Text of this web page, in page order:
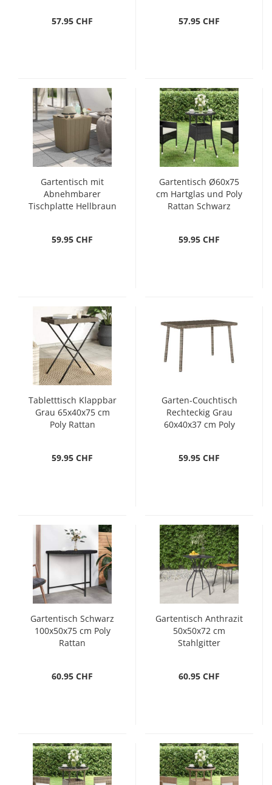
57.95 CHF 57.95 CHF
Gartentisch mit
Abnehmbarer
Tischplatte Hellbraun
59.95 CHF
Gartentisch Ø60x75
cm Hartglas und Poly
Rattan Schwarz
59.95 CHF
Tabletttisch Klappbar
Grau 65x40x75 cm
Poly Rattan
59.95 CHF
Garten-Couchtisch
Rechteckig Grau
60x40x37 cm Poly
59.95 CHF
Gartentisch Schwarz
100x50x75 cm Poly
Rattan
60.95 CHF
Gartentisch Anthrazit
50x50x72 cm
Stahlgitter
60.95 CHF